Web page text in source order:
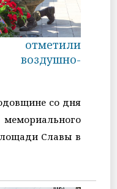
отметили
воздушно-
со дня
Славы в